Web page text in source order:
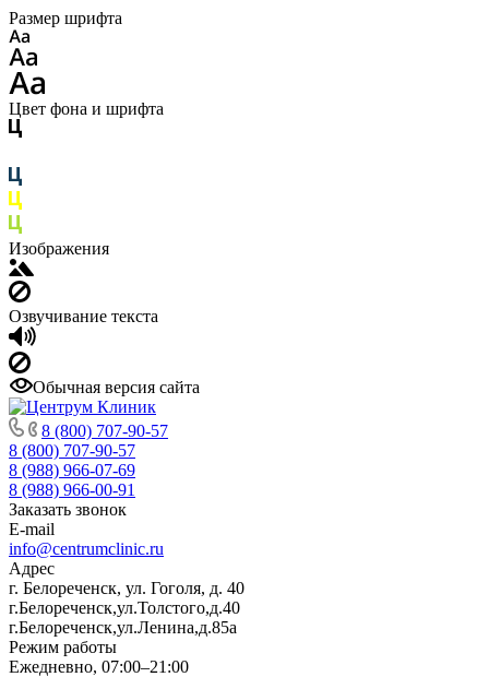
Размер шрифта
Цвет фона и шрифта
Изображения
Озвучивание текста
Обычная версия сайта
8 (800) 707-90-57
8 (800) 707-90-57
8 (988) 966-07-69
8 (988) 966-00-91
Заказать звонок
E-mail
info@centrumclinic.ru
Адрес
г. Белореченск, ул. Гоголя, д. 40
г.Белореченск,ул.Толстого,д.40
г.Белореченск,ул.Ленина,д.85а
Режим работы
Ежедневно, 07:00–21:00